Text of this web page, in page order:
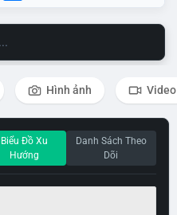
Hình ảnh Video
Biểu Đồ Xu
Hướng
Danh Sách Theo
Dõi